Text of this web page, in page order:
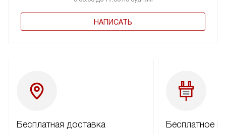
НАПИСАТЬ
Бесплатная доставка Бесплатное